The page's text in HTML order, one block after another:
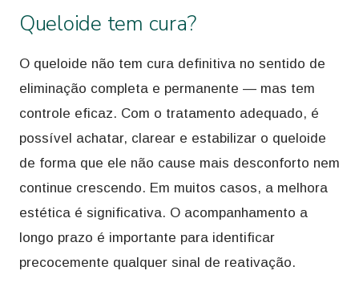
Queloide tem cura?
O queloide não tem cura definitiva no sentido de
eliminação completa e permanente — mas tem
controle eficaz. Com o tratamento adequado, é
possível achatar, clarear e estabilizar o queloide
de forma que ele não cause mais desconforto nem
continue crescendo. Em muitos casos, a melhora
estética é significativa. O acompanhamento a
longo prazo é importante para identificar
precocemente qualquer sinal de reativação.